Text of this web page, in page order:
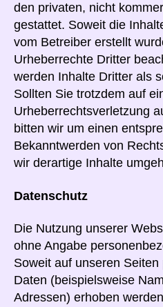
den privaten, nicht
gestattet. Soweit die
vom Betreiber erstellt
Urheberrechte Dritter
werden Inhalte Dritter als
Sollten Sie trotzdem auf
Urheberrechtsverletzung
bitten wir um einen
Bekanntwerden von
wir derartige Inhalte
Datenschutz
Die Nutzung unserer
ohne Angabe
Soweit auf unseren
Daten (beispielsweise
Adressen) erhoben